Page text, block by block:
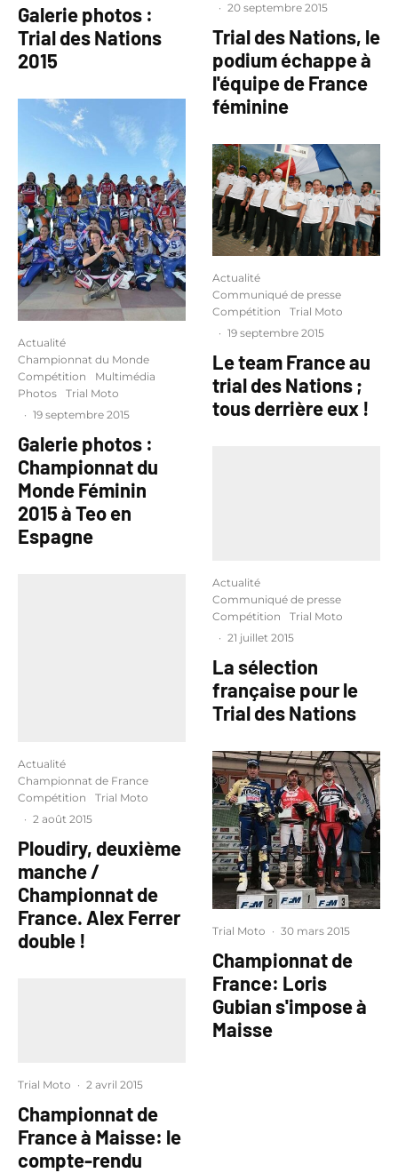
Galerie photos :
Trial des Nations
2015
Actualité
Championnat du Monde
Compétition
Multimédia
Photos
Trial Moto
· 19 septembre 2015
Galerie photos :
Championnat du
Monde Féminin
2015 à Teo en
Espagne
Actualité
Championnat de France
Compétition
Trial Moto
· 2 août 2015
Ploudiry, deuxième
manche /
Championnat de
France. Alex Ferrer
double !
Trial Moto · 2 avril 2015
Championnat de
France à Maisse: le
compte-rendu
· 20 septembre 2015
Trial des Nations, le
podium échappe à
l'équipe de France
féminine
Actualité
Communiqué de presse
Compétition
Trial Moto
· 19 septembre 2015
Le team France au
trial des Nations ;
tous derrière eux !
Actualité
Communiqué de presse
Compétition
Trial Moto
· 21 juillet 2015
La sélection
française pour le
Trial des Nations
Trial Moto · 30 mars 2015
Championnat de
France: Loris
Gubian s'impose à
Maisse